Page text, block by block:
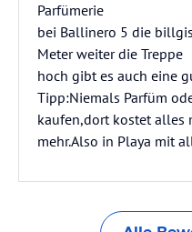
Parfümerie
bei Ballinero 5 die
Meter weiter die Treppe
hoch gibt es auch eine
Tipp:Niemals Parfüm
kaufen,dort kostet alles
mehr.Also in Playa mit